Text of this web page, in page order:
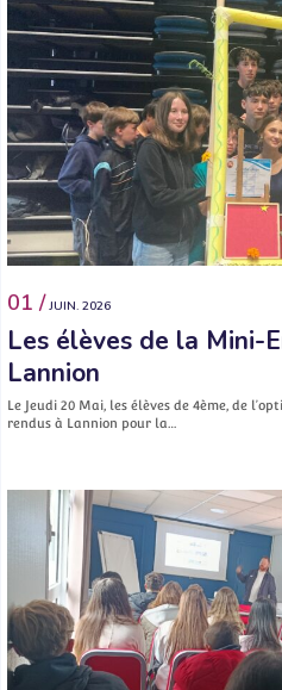
01 / JUIN. 2026
Les élèves de la Mini-
Lannion
Le Jeudi 20 Mai, les élèves de 4ème, de
rendus à Lannion pour la…